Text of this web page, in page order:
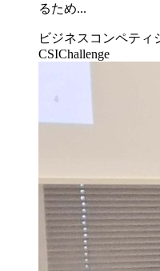
るため...
ビジネスコンペティ
CSIChallenge